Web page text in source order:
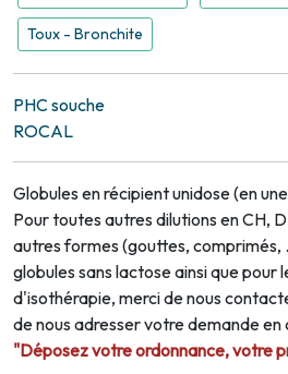
Toux - Bronchite
PHC souche
ROCAL
Globules en récipient unidose (en
Pour toutes autres dilutions en CH,
autres formes (gouttes, comprimés,
globules sans lactose ainsi que pour
d'isothérapie, merci de nous
de nous adresser votre demande en
"Déposez votre ordonnance, votre